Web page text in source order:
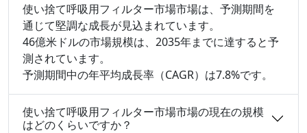
使い捨て呼吸用フィルター市場市場は、予測期間を
通じて堅調な成長が見込まれています。
46億米ドルの市場規模は、2035年までに達すると予
測されています。
予測期間中の年平均成長率（CAGR）は7.8%です。
使い捨て呼吸用フィルター市場市場の現在の規模
はどのくらいですか？